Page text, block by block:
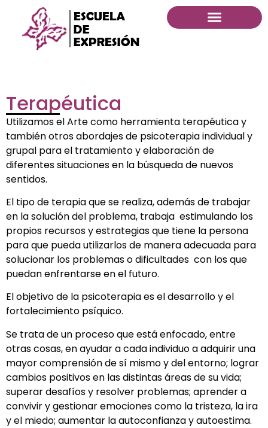
Terapéutica
Utilizamos el Arte como herramienta terapéutica y
también otros abordajes de psicoterapia individual y
grupal para el tratamiento y elaboración de
diferentes situaciones en la búsqueda de nuevos
sentidos.
El tipo de terapia que se realiza, además de trabajar
en la solución del problema, trabaja estimulando los
propios recursos y estrategias que tiene la persona
para que pueda utilizarlos de manera adecuada para
solucionar los problemas o dificultades con los que
puedan enfrentarse en el futuro.
El objetivo de la psicoterapia es el desarrollo y el
fortalecimiento psíquico.
Se trata de un proceso que está enfocado, entre
otras cosas, en ayudar a cada individuo a adquirir una
mayor comprensión de sí mismo y del entorno; lograr
cambios positivos en las distintas áreas de su vida;
superar desafíos y resolver problemas; aprender a
convivir y gestionar emociones como la tristeza, la ira
y el miedo; aumentar la autoconfianza y autoestima.